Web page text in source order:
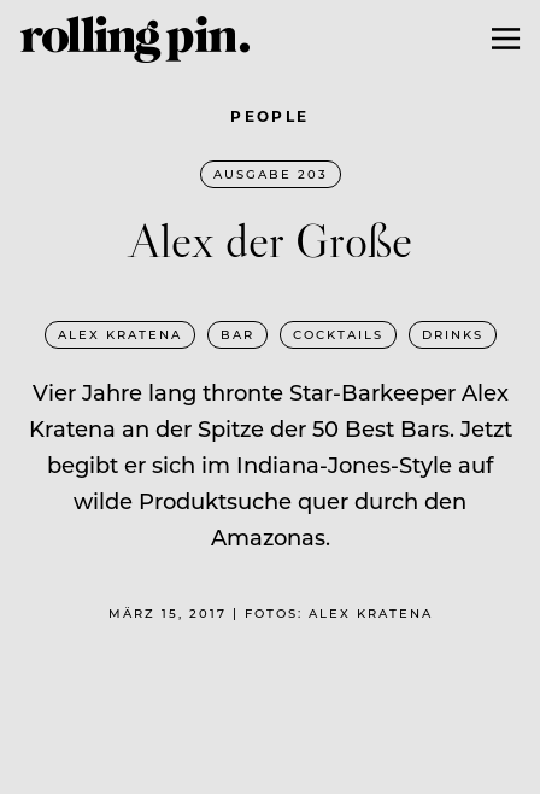
PEOPLE
AUSGABE 203
Alex der Große
ALEX KRATENA BAR COCKTAILS DRINKS
Vier Jahre lang thronte Star-Barkeeper Alex
Kratena an der Spitze der 50 Best Bars. Jetzt
begibt er sich im Indiana-Jones-Style auf
wilde Produktsuche quer durch den
Amazonas.
MÄRZ 15, 2017 | FOTOS: ALEX KRATENA